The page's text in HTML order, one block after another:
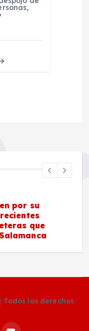
por su
que
los derechos